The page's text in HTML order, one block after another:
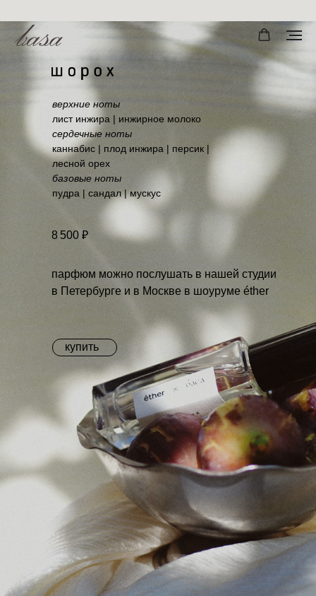
верхние ноты
лист инжира | инжирное молоко
сердечные ноты
каннабис | плод инжира | персик |
лесной орех
базовые ноты
пудра | сандал | мускус
8 500 ₽
парфюм можно послушать в нашей студии
в Петербурге и в Москве в шоуруме éther
купить